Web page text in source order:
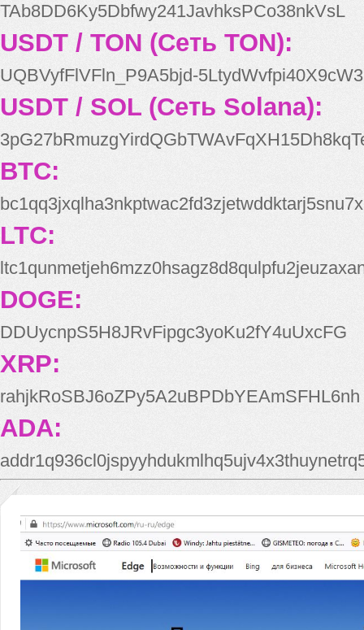
TAb8DD6Ky5Dbfwy241JavhksPCo38nkVsL
USDT / TON (Сеть TON):
UQBVyfFlVFln_P9A5bjd-
USDT / SOL (Сеть Solana):
BTC:
bc1qq3jxqlha3nkptwac2fd3zjetwddktarj5snu7x
LTC:
DOGE:
DDUycnpS5H8JRvFipgc3yoKu2fY4uUxcFG
XRP:
rahjkRoSBJ6oZPy5A2uBPDbYEAmSFHL6nh
ADA: